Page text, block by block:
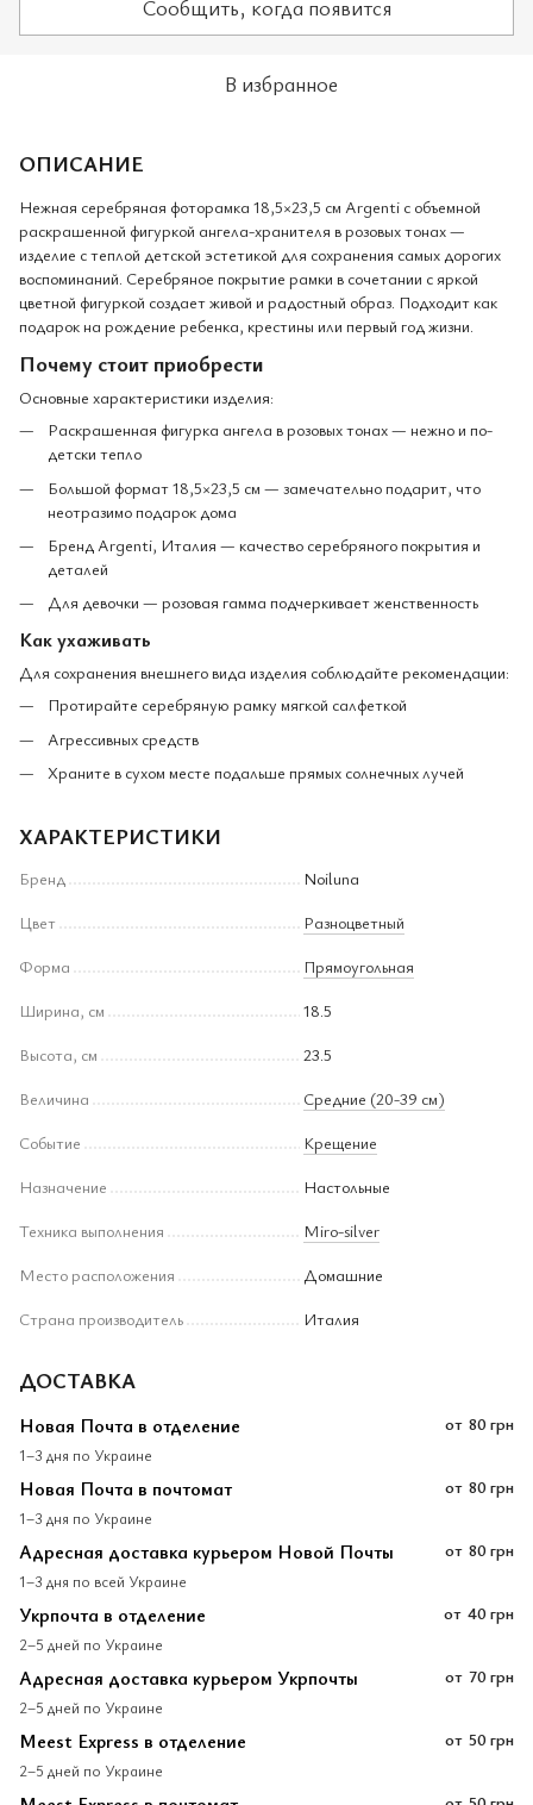
Сообщить, когда появится
В избранное
ОПИСАНИЕ
Нежная серебряная фоторамка 18,5×23,5 см Argenti с объемной
раскрашенной фигуркой ангела-хранителя в розовых тонах —
изделие с теплой детской эстетикой для сохранения самых дорогих
воспоминаний. Серебряное покрытие рамки в сочетании с яркой
цветной фигуркой создает живой и радостный образ. Подходит как
подарок на рождение ребенка, крестины или первый год жизни.
Почему стоит приобрести
Основные характеристики изделия:
Раскрашенная фигурка ангела в розовых тонах — нежно и по-
детски тепло
Большой формат 18,5×23,5 см — замечательно подарит, что
неотразимо подарок дома
Бренд Argenti, Италия — качество серебряного покрытия и
деталей
Для девочки — розовая гамма подчеркивает женственность
Как ухаживать
Для сохранения внешнего вида изделия соблюдайте рекомендации:
Протирайте серебряную рамку мягкой салфеткой
Агрессивных средств
Храните в сухом месте подальше прямых солнечных лучей
ХАРАКТЕРИСТИКИ
Бренд
Noiluna
Цвет
Разноцветный
Форма
Прямоугольная
Ширина, см
18.5
Высота, см
23.5
Величина
Средние (20-39 см)
Событие
Крещение
Назначение
Настольные
Техника выполнения
Miro-silver
Место расположения
Домашние
Страна производитель
Италия
ДОСТАВКА
Новая Почта в отделение
1–3 дня по Украине
от 80 грн
Новая Почта в почтомат
1–3 дня по Украине
от 80 грн
Адресная доставка курьером Новой Почты
1–3 дня по всей Украине
от 80 грн
Укрпочта в отделение
2–5 дней по Украине
от 40 грн
Адресная доставка курьером Укрпочты
2–5 дней по Украине
от 70 грн
Meest Express в отделение
2–5 дней по Украине
от 50 грн